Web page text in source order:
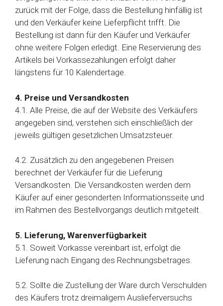
zurück mit der Folge, dass die Bestellung hinfällig ist
und den Verkäufer keine Lieferpflicht trifft. Die
Bestellung ist dann für den Käufer und Verkäufer
ohne weitere Folgen erledigt. Eine Reservierung des
Artikels bei Vorkassezahlungen erfolgt daher
längstens für 10 Kalendertage.
4. Preise und Versandkosten
4.1. Alle Preise, die auf der Website des Verkäufers
angegeben sind, verstehen sich einschließlich der
jeweils gültigen gesetzlichen Umsatzsteuer.
4.2. Zusätzlich zu den angegebenen Preisen
berechnet der Verkäufer für die Lieferung
Versandkosten. Die Versandkosten werden dem
Käufer auf einer gesonderten Informationsseite und
im Rahmen des Bestellvorgangs deutlich mitgeteilt.
5. Lieferung, Warenverfügbarkeit
5.1. Soweit Vorkasse vereinbart ist, erfolgt die
Lieferung nach Eingang des Rechnungsbetrages.
5.2. Sollte die Zustellung der Ware durch Verschulden
des Käufers trotz dreimaligem Auslieferversuchs